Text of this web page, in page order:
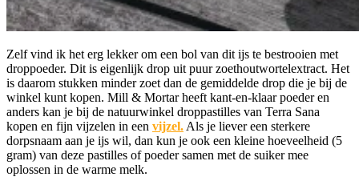
Zelf vind ik het erg lekker om een bol van dit ijs te bestrooien met
droppoeder. Dit is eigenlijk drop uit puur zoethoutwortelextract. Het
is daarom stukken minder zoet dan de gemiddelde drop die je bij de
winkel kunt kopen. Mill & Mortar heeft kant-en-klaar poeder en
anders kan je bij de natuurwinkel droppastilles van Terra Sana
kopen en fijn vijzelen in een vijzel. Als je liever een sterkere
dorpsnaam aan je ijs wil, dan kun je ook een kleine hoeveelheid (5
gram) van deze pastilles of poeder samen met de suiker mee
oplossen in de warme melk.